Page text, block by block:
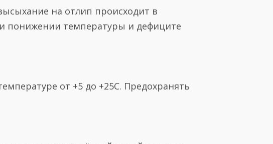
на отлип происходит в
понижении температуры и дефиците
от +5 до +25С. Предохранять